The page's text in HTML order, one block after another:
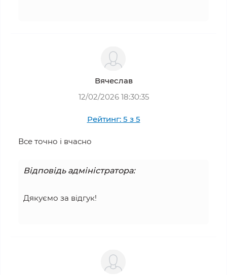
Вячеслав
12/02/2026 18:30:35
Рейтинг: 5 з 5
Все точно і вчасно
Відповідь адміністратора:
Дякуємо за відгук!